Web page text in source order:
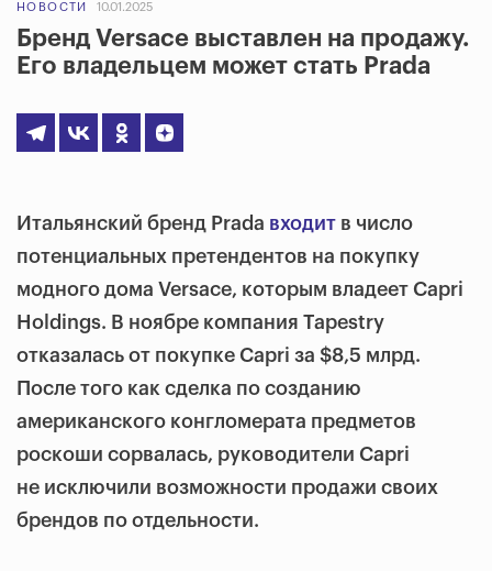
НОВОСТИ 10.01.2025
Бренд Versace выставлен на продажу.
Его владельцем может стать Prada
Итальянский бренд Prada входит в число
потенциальных претендентов на покупку
модного дома Versace, которым владеет Capri
Holdings. В ноябре компания Tapestry
отказалась от покупке Capri за $8,5 млрд.
После того как сделка по созданию
американского конгломерата предметов
роскоши сорвалась, руководители Capri
не исключили возможности продажи своих
брендов по отдельности.